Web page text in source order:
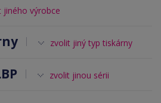
jiného výrobce
zvolit jiný typ tiskárny
zvolit jinou sérii